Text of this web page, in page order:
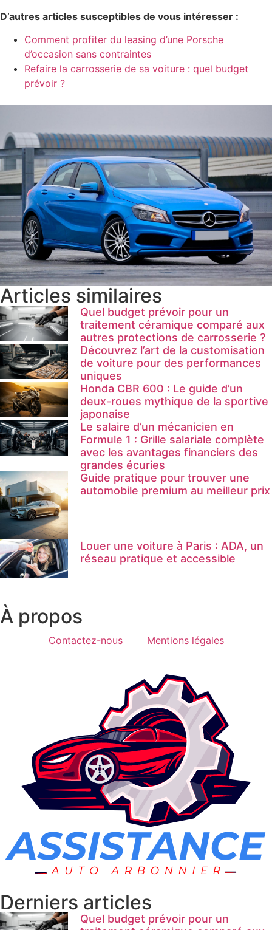
D’autres articles susceptibles de vous intéresser :
Comment profiter du leasing d’une Porsche
d’occasion sans contraintes
Refaire la carrosserie de sa voiture : quel budget
prévoir ?
Articles similaires
Quel budget prévoir pour un
traitement céramique comparé aux
autres protections de carrosserie ?
Découvrez l’art de la customisation
de voiture pour des performances
uniques
Honda CBR 600 : Le guide d’un
deux-roues mythique de la sportive
japonaise
Le salaire d’un mécanicien en
Formule 1 : Grille salariale complète
avec les avantages financiers des
grandes écuries
Guide pratique pour trouver une
automobile premium au meilleur prix
Louer une voiture à Paris : ADA, un
réseau pratique et accessible
À propos
Contactez-nous Mentions légales
Derniers articles
Quel budget prévoir pour un